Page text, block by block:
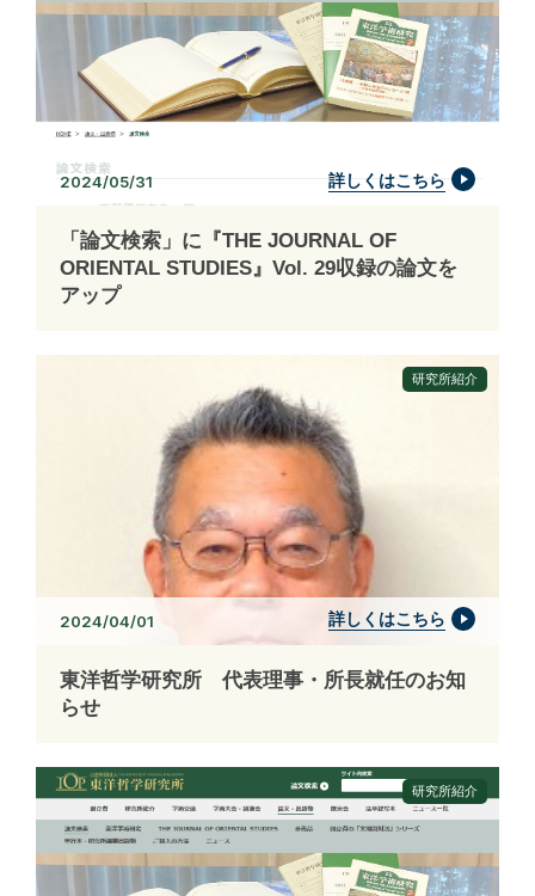
2024/05/31 詳しくはこちら
「論文検索」に『THE JOURNAL OF
ORIENTAL STUDIES』Vol. 29収録の論文を
アップ
研究所紹介
2024/04/01 詳しくはこちら
東洋哲学研究所 代表理事・所長就任のお知
らせ
研究所紹介